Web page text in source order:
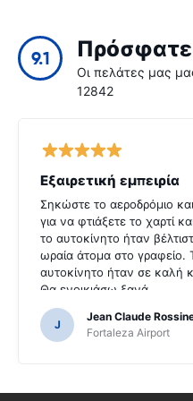
9.1
Οι πελάτες μας
12842
Εξαιρετική εμπειρία
Σηκώστε το αεροδρόμιο
για να φτιάξετε το χαρτί
το αυτοκίνητο ήταν
ωραία άτομα στο γραφείο.
αυτοκίνητο ήταν σε καλή
Θα ενοικιάσω ξανά
J
Jean Claude
Fortaleza Airport